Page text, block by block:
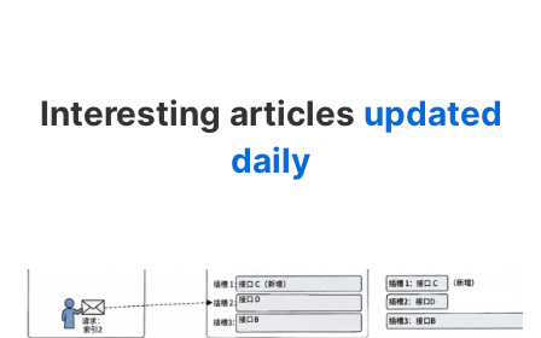
List
Large
Interesting articles updated
daily